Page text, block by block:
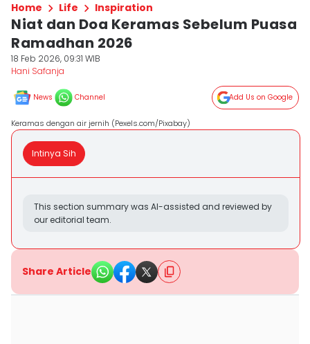
Home Life Inspiration
Niat dan Doa Keramas Sebelum Puasa
Ramadhan 2026
18 Feb 2026, 09:31 WIB
Hani Safanja
News Channel Add Us on Google
Keramas dengan air jernih (Pexels.com/Pixabay)
Intinya Sih
This section summary was AI-assisted and reviewed by
our editorial team.
Share Article